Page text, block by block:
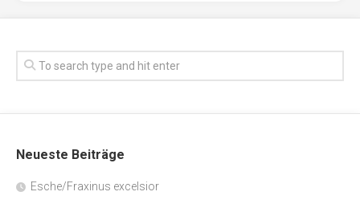
Neueste Beiträge
Esche/Fraxinus excelsior